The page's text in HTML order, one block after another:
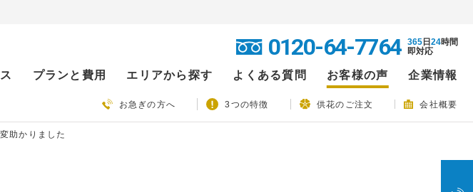
0120-64-7764 365日 24時間
即対応
プランと費用 エリアから探す よくある質問 お客様の声 企業情報
お急ぎの方へ 3つの特徴 供花のご注文 会社概要
助かりました